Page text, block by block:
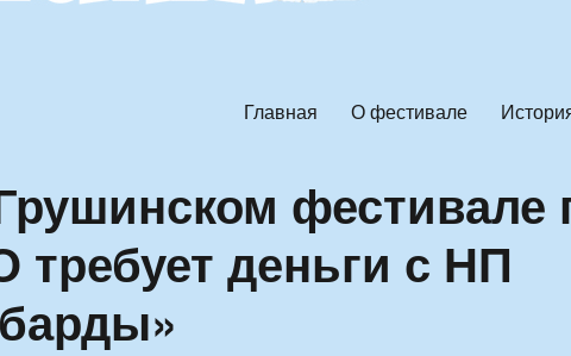
Главная О фестивале
фестивале
деньги с НП